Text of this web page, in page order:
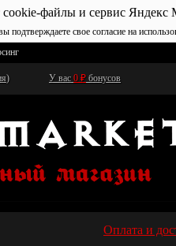
cookie-файлы и сервис Яндекс
подтверждаете свое согласие на
) У вас 0 ₽ бонусов
Оплата и